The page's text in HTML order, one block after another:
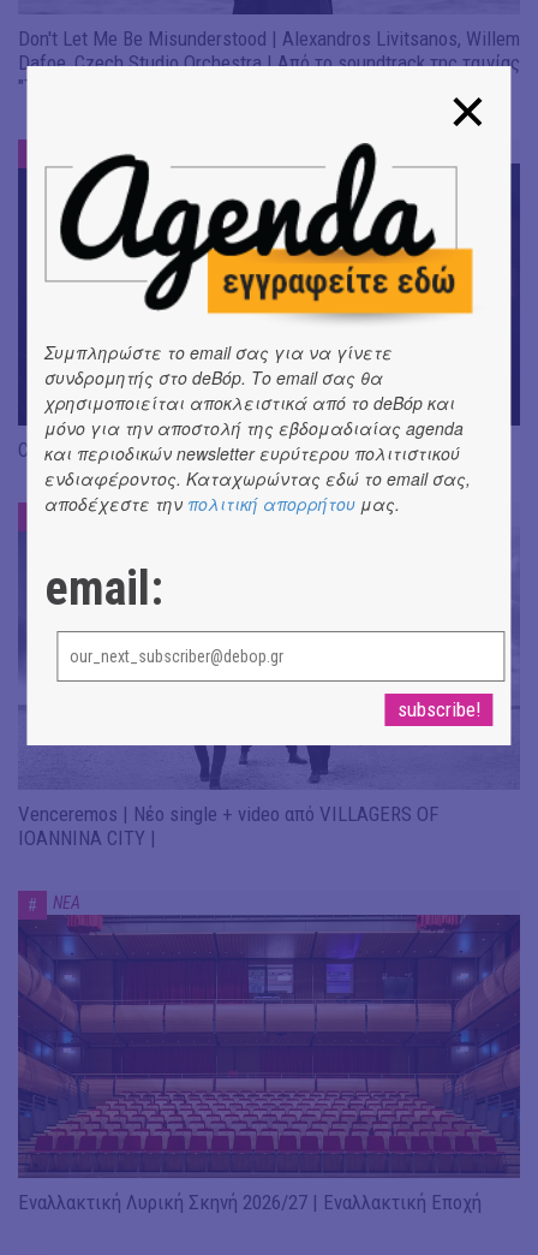
Don't Let Me Be Misunderstood | Alexandros Livitsanos, Willem
Dafoe, Czech Studio Orchestra | Από το soundtrack της ταινίας
"The Birthday Party"
CRACK THE MIRROR - Art of Dreaming | Νέα κυκλοφορία
ΝΕΑ
Venceremos | Νέο single + video από VILLAGERS OF
IOANNINA CITY |
# ΝΕΑ
Εναλλακτική Λυρική Σκηνή 2026/27 | Εναλλακτική Εποχή
Συμπληρώστε το email σας για να γίνετε
συνδρομητής στο deBόp. Το email σας θα
χρησιμοποιείται αποκλειστικά από το deBόp και
μόνο για την αποστολή της εβδομαδιαίας agenda
και περιοδικών newsletter ευρύτερου πολιτιστικού
ενδιαφέροντος. Καταχωρώντας εδώ το email σας,
αποδέχεστε την πολιτική απορρήτου μας.
email: